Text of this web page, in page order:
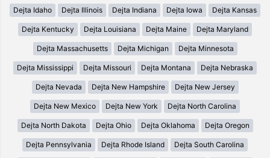
Dejta Idaho Dejta Illinois Dejta Indiana Dejta Iowa Dejta Kansas
Dejta Kentucky Dejta Louisiana Dejta Maine Dejta Maryland
Dejta Massachusetts Dejta Michigan Dejta Minnesota
Dejta Mississippi Dejta Missouri Dejta Montana Dejta Nebraska
Dejta Nevada Dejta New Hampshire Dejta New Jersey
Dejta New Mexico Dejta New York Dejta North Carolina
Dejta North Dakota Dejta Ohio Dejta Oklahoma Dejta Oregon
Dejta Pennsylvania Dejta Rhode Island Dejta South Carolina